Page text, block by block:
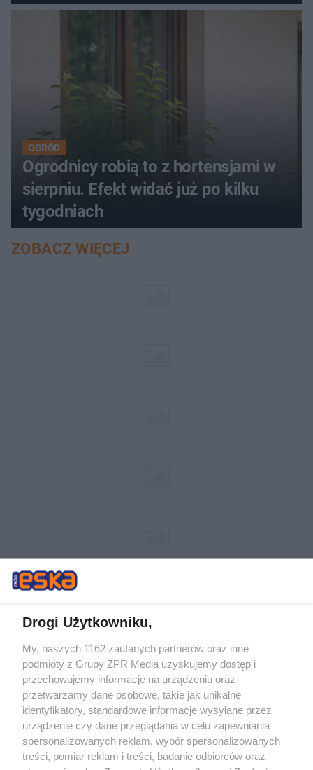
OGRÓD
Ogrodnicy robią to z hortensjami w
sierpniu. Efekt widać już po kilku
tygodniach
ZOBACZ WIĘCEJ
Żaden utwór zamieszczony w serwisie nie może być powielany i
rozpowszechniany lub dalej rozpowszechniany w jakikolwiek sposób (w
tym także elektroniczny lub mechaniczny) na jakimkolwiek polu
eksploatacji w jakiejkolwiek formie, włącznie z umieszczaniem w
Internecie bez pisemnej zgody właściciela praw. Jakiekolwiek użycie lub
wykorzystanie utworów w całości lub w części z naruszeniem prawa,
tzn. bez właściwej zgody, jest zabronione pod groźbą kary i może być
ścigane prawnie.
Drogi Użytkowniku,
My, naszych 1162 zaufanych partnerów oraz inne
podmioty z Grupy ZPR Media uzyskujemy dostęp i
przechowujemy informacje na urządzeniu oraz
przetwarzamy dane osobowe, takie jak unikalne
identyfikatory, standardowe informacje wysyłane przez
urządzenie czy dane przeglądania w celu zapewniania
spersonalizowanych reklam, wybór spersonalizowanych
treści, pomiar reklam i treści, badanie odbiorców oraz